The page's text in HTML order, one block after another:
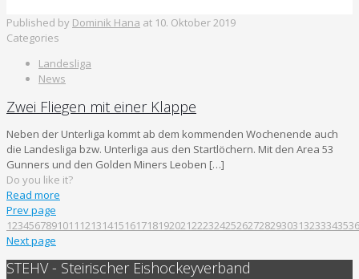
Published by Dominik Hana at 10. Oktober 2019
Categories
Landesliga
News
Zwei Fliegen mit einer Klappe
Neben der Unterliga kommt ab dem kommenden Wochenende auch
die Landesliga bzw. Unterliga aus den Startlöchern. Mit den Area 53
Gunners und den Golden Miners Leoben […]
Do you like it?
Read more
Prev page
1234567891011 12131415161718192021222324252627282930313233343536
Next page
STEHV - Steirischer Eishockeyverband